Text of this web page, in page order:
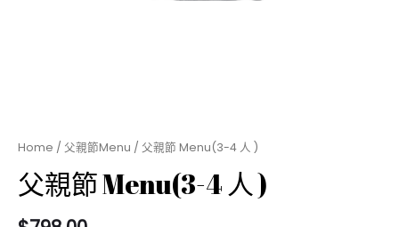
Home / 父親節Menu / ⽗親節 Menu(3-4 ⼈ )
⽗親節 Menu(3-4 ⼈ )